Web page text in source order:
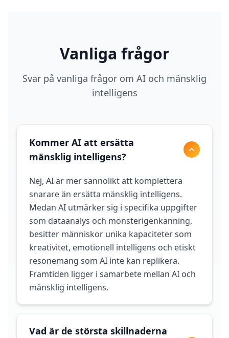
Vanliga frågor
Svar på vanliga frågor om AI och mänsklig
intelligens
Kommer AI att ersätta
mänsklig intelligens?
Nej, AI är mer sannolikt att komplettera
snarare än ersätta mänsklig intelligens.
Medan AI utmärker sig i specifika uppgifter
som dataanalys och mönsterigenkänning,
besitter människor unika kapaciteter som
kreativitet, emotionell intelligens och etiskt
resonemang som AI inte kan replikera.
Framtiden ligger i samarbete mellan AI och
mänsklig intelligens.
Vad är de största skillnaderna